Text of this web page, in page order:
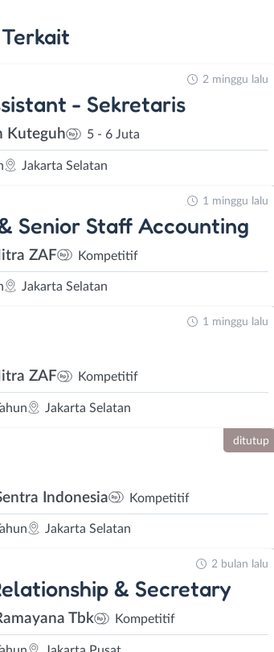
Terkait
- Sekretaris
Kuteguh 5 - 6 Juta
Jakarta Selatan
2 minggu lalu
Senior Staff Accounting
ZAF Kompetitif
Jakarta Selatan
1 minggu lalu
ZAF Kompetitif
Jakarta Selatan
1 minggu lalu
Indonesia Kompetitif
Jakarta Selatan
ditutup
& Secretary
Tbk Kompetitif
2 bulan lalu